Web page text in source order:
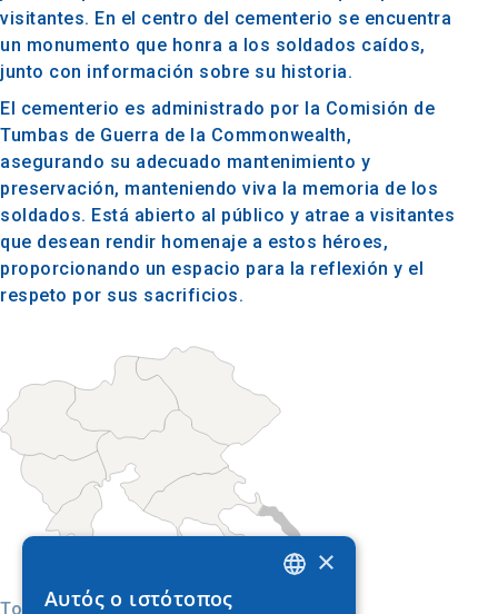
visitantes. En el centro del cementerio se encuentra
un monumento que honra a los soldados caídos,
junto con información sobre su historia.
El cementerio es administrado por la Comisión de
Tumbas de Guerra de la Commonwealth,
asegurando su adecuado mantenimiento y
preservación, manteniendo viva la memoria de los
soldados. Está abierto al público y atrae a visitantes
que desean rendir homenaje a estos héroes,
proporcionando un espacio para la reflexión y el
respeto por sus sacrificios.
Today
×
Αυτός ο ιστότοπος